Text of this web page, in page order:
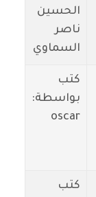
الحسين
ناصر
السماوي
كتب
بواسطة:
oscar
كتب